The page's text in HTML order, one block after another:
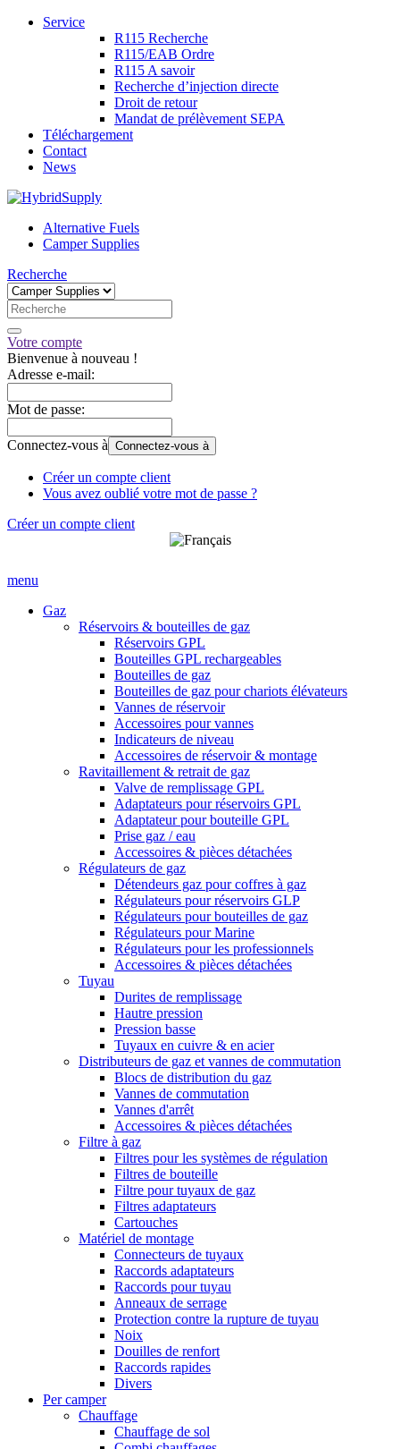
Service
R115 Recherche
R115/EAB Ordre
R115 A savoir
Recherche d’injection directe
Droit de retour
Mandat de prélèvement SEPA
Téléchargement
Contact
News
Alternative Fuels
Camper Supplies
Recherche
Votre compte
Bienvenue à nouveau !
Adresse e-mail:
Mot de passe:
Connectez-vous à Connectez-vous à
Créer un compte client
Vous avez oublié votre mot de passe ?
Créer un compte client
menu
Gaz
Réservoirs & bouteilles de gaz
Réservoirs GPL
Bouteilles GPL rechargeables
Bouteilles de gaz
Bouteilles de gaz pour chariots élévateurs
Vannes de réservoir
Accessoires pour vannes
Indicateurs de niveau
Accessoires de réservoir & montage
Ravitaillement & retrait de gaz
Valve de remplissage GPL
Adaptateurs pour réservoirs GPL
Adaptateur pour bouteille GPL
Prise gaz / eau
Accessoires & pièces détachées
Régulateurs de gaz
Détendeurs gaz pour coffres à gaz
Régulateurs pour réservoirs GLP
Régulateurs pour bouteilles de gaz
Régulateurs pour Marine
Régulateurs pour les professionnels
Accessoires & pièces détachées
Tuyau
Durites de remplissage
Hautre pression
Pression basse
Tuyaux en cuivre & en acier
Distributeurs de gaz et vannes de commutation
Blocs de distribution du gaz
Vannes de commutation
Vannes d'arrêt
Accessoires & pièces détachées
Filtre à gaz
Filtres pour les systèmes de régulation
Filtres de bouteille
Filtre pour tuyaux de gaz
Filtres adaptateurs
Cartouches
Matériel de montage
Connecteurs de tuyaux
Raccords adaptateurs
Raccords pour tuyau
Anneaux de serrage
Protection contre la rupture de tuyau
Noix
Douilles de renfort
Raccords rapides
Divers
Per camper
Chauffage
Chauffage de sol